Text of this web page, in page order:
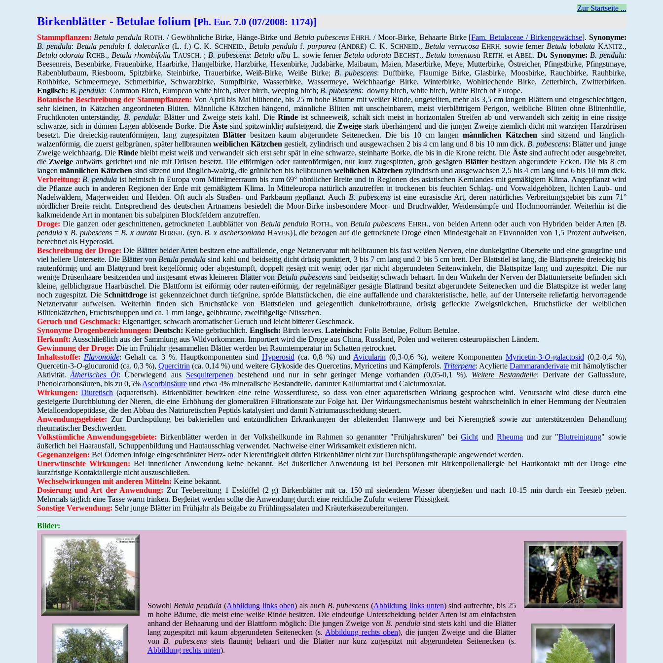
Zur Startseite ...
Birkenblätter - Betulae folium [Ph. Eur. 7.0 (07/2008: 1174)]
Stammpflanzen: Betula pendula ROTH. / Gewöhnliche Birke, Hänge-Birke und Betula pubescensEHRH. / Moor-Birke, Behaarte Birke [Fam. Betulaceae / Birkengewächse]. Synonyme:
B. pendula: Betula pendula f. dalecarlica (L. f.) C. K. SCHNEID., Betula pendulaf. purpurea(ANDRÉ) C. K. SCHNEID., Betula verrucosaEHRH. sowie ferner Betula lobulata KANITZ.,
Betula odorata RCHB., Betula rhombifolia TAUSCH. ; B.pubescens: Betula alba L. sowie ferner Betula odorataBECHST., Betula tomentosaREITH. et ABEL. Dt. Synonyme: B. pendula:
Beesenreis, Besenbirke, Frauenbirke, Haarbirke, Hangelbirke, Harzbirke, Hexenbirke, Judabärke, Maibaum, Maien, Maserbirke, Meye, Mutterbirke, Östreicher, Pfingstbirke, Pfingstmaye,
Rabenblutbaum, Riesboom, Spitzbirke, Steinbirke, Trauerbirke, Weiß-Birke, Weiße Birke; B.pubescens: Duftbirke, Flaumige Birke, Glasbirke, Moosbirke, Rauchbirke, Rauhbirke,
Rothbirke, Schmeermeye, Schmerbirke, Schwarzbirke, Sumpfbirke, Wasserbirke, Wassermeye, Weichhaarige Birke, Winterbirke, Wohlriechende Birke, Zetterbirch, Zwitterbirken.
Englisch: B. pendula: Common Birch, European white birch, silver birch, weeping birch; B. pubescens: downy birch, white birch, White Birch of Europe.
Botanische Beschreibung der Stammpflanzen: Von April bis Mai blühende, bis 25 m hohe Bäume mit weißer Rinde, ungeteilten, mehr als 3,5 cm langen Blättern und eingeschlechtigen,
sehr kleinen, in Kätzchen angeordneten Blüten. Männliche Kätzchen hängend, männliche Blüten mit unscheinbarem, meist vierblättrigem Perigon, weibliche Blüten ohne Blütenhülle,
Fruchtknoten unterständig. B. pendula: Blätter und Zweige stets kahl. Die Rindeist schneeweiß, schält sich meist in horizontalen Streifen ab und verwandelt sich zeitig in eine rissige
schwarze, sich in dünnen Lagen ablösende Borke. Die Ästesind spitzwinklig aufsteigend, die Zweige stark überhängend und die jungen Zweige ziemlich dicht mit warzigen Harzdrüsen
besetzt. Die dreieckig-rautenförmigen, lang zugespitzten Blätterbesitzen kaum abgerundete Seitenecken. Die bis 10 cm langenmännlichen Kätzchen sind sitzend und länglich-
walzenförmig, die zuerst gelbgrünen, später hellbraunen weiblichen Kätzchen gestielt, zylindrisch und ausgewachsen 2 bis 4 cm lang und 8 bis 10 mm dick. B.pubescens: Blätter und junge
Zweige weichhaarig. DieRinde bleibt meist weiß und verwandelt sich erst sehr spät in eine schwarze, steinharte Borke, die bis in die Krone reicht. Die Ästesind aufrecht oder ausgebreitet,
die Zweige aufwärts gerichtet und nie mit Drüsen besetzt. Die eiförmigen oder rautenförmigen, nur kurz zugespitzten, grob gesägten Blätterbesitzen abgerundete Ecken. Die bis 8 cm
langen männlichen Kätzchen sind sitzend und länglich-walzig, die grünlichen bis hellbraunen weiblichen Kätzchen zylindrisch und ausgewachsen 2,5 bis 4 cm lang und 6 bis 10 mm dick.
Verbreitung: B. pendulaist heimisch in Europa vom Mittelmeerraum bis zum 69° nördlicher Breite und in Regionen des asiatischen Kernlandes mit gemäßigtem Klima. Angepflanzt wird
die Pflanze auch in anderen Regionen der Erde mit gemäßigtem Klima. In Mitteleuropa natürlich anzutreffen in trockenen bis feuchten Schlag- und Vorwaldgehölzen, lichten Laub- und
Nadelwäldern, Magerweiden und Heiden. Oft auch als Straßen- und Parkbaum gepflanzt. Auch B. pubescensist eine eurasische Art, deren natürliches Verbreitungsgebiet bis zum 71°
nördlicher Breite reicht. Entsprechend des deutschen Artnamens besiedelt die Moor-Birke insbesondere Moor- und Bruchwälder, Weidensümpfe und Hochmoorränder. Weiterhin ist die
kalkmeidende Art in montanen bis subalpinen Blockfeldern anzutreffen.
Droge: Die ganzen oder geschnittenen, getrockneten Laubblätter von Betula pendulaROTH., von Betula pubescens EHRH., von beiden Artenn oder auch von Hybriden beider Arten [B.
pendulax B. pubescens= B. x aurataBORKH. (syn. B. x aschersonianaHAYEK)], die bezogen auf die getrocknete Droge einen Mindestgehalt an Flavonoiden von 1,5 Prozent aufweisen,
berechnet als Hyperosid.
Beschreibung der Droge: Die Blätter beider Arten besitzen eine auffallende, enge Netznervatur mit hellbraunen bis fast weißen Nerven, eine dunkelgrüne Oberseite und eine graugrüne und
viel hellere Unterseite. Die Blätter von Betula pendula sind kahl und beidseitig dicht drüsig punktiert, 3 bis 7 cm lang und 2 bis 5 cm breit. Der Blattstiel ist lang, die Blattspreite dreieckig bis
rautenförmig und am Blattgrund breit kegelförmig oder abgestumpft, doppelt gesägt mit wenig oder gar nicht abgerundeten Seitenwinkeln, die Blattspitze lang und zugespitzt. Die nur
wenige Drüsenhaare besitzenden und insgesamt etwas kleineren Blätter von Betula pubescenssind beidseitig schwach behaart. In den Winkeln der Nerven der Blattunterseite befinden sich
kleine, gelblichgraue Haarbüschel. Die Blattform ist eiförmig oder rauten-eiförmig, der regelmäßiger gesägte Blattrand besitzt abgerundete Seitenecken und die Blattspitze ist weder lang
noch zugespitzt. DieSchnittdroge ist gekennzeichnet durch tiefgrüne, spröde Blattstückchen, die eine auffallende und charakteristische, helle, auf der Unterseite reliefartig hervorragende
Netznervatur aufweisen. Weiterhin finden sich Bruchstücke von Blattstielen und gelegentlich dunkelrotbraune, drüsig gefleckte Zweigstückchen, Bruchstücke der weiblichen
Blütenkätzchen, Fruchtschuppen und ca. 1 mm lange, gelbbraune, zweiflügelige Nüsschen.
Geruch und Geschmack: Eigenartiger, schwach aromatischer Geruch und leicht bitterer Geschmack.
Synonyme Drogenbezeichnungen: Deutsch: Keine gebräuchlich. Englisch: Birch leaves. Lateinisch: Folia Betulae, Folium Betulae.
Herkunft: Ausschließlich aus der Sammlung aus Wildvorkommen. Importiert wird die Droge aus China, Russland, Polen und weiteren osteuropäischen Ländern.
Gewinnung der Droge: Die im Frühjahr gesammelten Blätter werden bei Raumtemperatur im Schatten getrocknet.
Inhaltsstoffe: Flavonoide: Gehalt ca. 3 %. Hauptkomponenten sind Hyperosid (ca. 0,8 %) und Avicularin (0,3-0,6 %), weitere Komponenten Myricetin-3-O-galactosid (0,2-0,4 %),
Quercetin-3-O-glucuronid (ca. 0,3 %), Quercitrin (ca. 0,14 %) und weitere Glykoside des Quercetins, Myricetins und Kämpferols. Triterpene: AcylierteDammaranderivate mit hämolytischer
Aktivität.Ätherisches Öl: Überwiegend aus Sesquiterpenen bestehend und nur in sehr geringer Menge vorhanden (0,05-0,1 %). Weitere Bestandteile: Derivate der Gallussäure,
Phenolcarbonsäuren, bis zu 0,5% Ascorbinsäureund etwa 4% mineralische Bestandteile, darunter Kaliumtartrat und Calciumoxalat.
Wirkungen: Diuretisch (aquaretisch). Birkenblätter bewirken eine reine Wasserdiurese, so dass von einer aquaretischen Wirkung gesprochen wird. Verursacht wird diese durch eine
gesteigerte Durchblutung der Nieren, die eine Erhöhung der glomerulären Filtrationsrate zur Folge hat. Der Wirkungsmechanismus besteht wahrscheinlich in einer Hemmung der Neutralen
Metalloendopeptidase, die den Abbau des Natriuretischen Peptids katalysiert und damit Natriumausscheidung steuert.
Anwendungsgebiete: Zur Durchspülung bei bakteriellen und entzündlichen Erkrankungen der ableitenden Harnwege und bei Nierengrieß sowie zur unterstützenden Behandlung
rheumatischer Beschwerden.
Volkstümliche Anwendungsgebiete: Birkenblätter werden in der Volksheilkunde im Rahmen so genannter "Frühjahrskuren" beiGicht und Rheuma und zur "Blutreinigung" sowie
äußerlich bei Haarausfall, Schuppenbildung und Hautausschlag verwendet. Nachweise einer Wirksamkeit existieren nicht.
Gegenanzeigen: Bei Ödemen infolge eingeschränkter Herz- oder Nierentätigkeit dürfen Birkenblätter nicht zur Durchspülungstherapie angewendet werden.
Unerwünschte Wirkungen: Bei innerlicher Anwendung keine bekannt. Bei äußerlicher Anwendung ist bei Personen mit Birkenpollenallergie bei Hautkontakt mit der Droge eine
kurzfristige Kontaktallergie nicht auszuschließen.
Wechselwirkungen mit anderen Mitteln: Keine bekannt.
Dosierung und Art der Anwendung: Zur Teebereitung 1 Esslöffel (2 g) Birkenblätter mit ca. 150 ml siedendem Wasser übergießen und nach 10-15 min durch ein Teesieb geben.
Mehrmals täglich eine Tasse warm trinken. Begleitet werden sollte die Anwendung durch eine reichliche Zufuhr weiterer Flüssigkeit.
Sonstige Verwendung: Sehr junge Blätter im Frühjahr als Beigabe zu Frühlingssalaten und Kräuterkäsezubereitungen.
Bilder:
Sowohl Betula pendula (Abbildung links oben) als auch B. pubescens (Abbildung links unten) sind aufrechte, bis 25
m hohe Bäume, die meist eine weiße Rinde besitzen. Die eindeutige Unterscheidung beider Arten ist am einfachsten
anhand der Behaarung und der Blattform möglich: Die jungen Zweige von B. pendula sind stets kahl und die Blätter
lang zugespitzt mit kaum abgerundeten Seitenecken (s. Abbildung rechts oben), die jungen Zweige und die Blätter
von B. pubescensstets flaumig behaart und die Blätter nur kurz zugespitzt mit abgerundeten Seitenecken (s.
Abbildung rechts unten).